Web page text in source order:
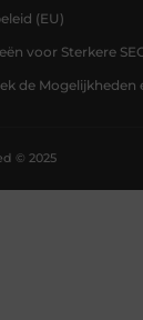
(EU)
voor Sterkere
de Mogelijkheden
© 2025